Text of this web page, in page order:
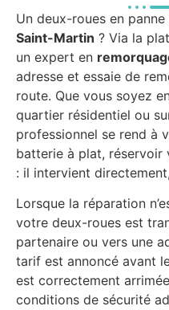
Un deux-roues en
Saint-Martin ? Via la
un expert en
adresse et essaie de
route. Que vous soyez
quartier résidentiel ou
professionnel se rend à
batterie à plat, réservoir
: il intervient
Lorsque la réparation
votre deux-roues est
partenaire ou vers une
tarif est annoncé avant
est correctement
conditions de sécurité